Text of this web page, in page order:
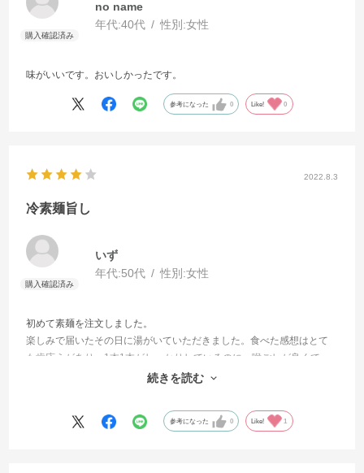
no name
年代:40代 性別:女性
味がいいです。おいしかったです。
参考になった 0 Like! 0
2022.8.3
冷素麺旨し
いず
年代:50代 性別:女性
初めて素麺を注文しました。
楽しみで届いたその日に湯がいていただきました。食べた感想はとて
も歯応えがあり、1本1本がしっかりしているのに、喉ごしが良くて、
さっぱりしていて今まで食べた素麺の中でも特に美味しいと感じまし
続きを読む
参考になった 0 Like! 1